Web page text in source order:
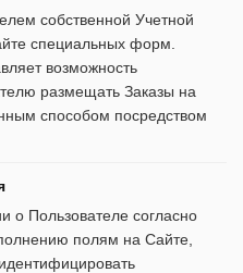
собственной Учетной
специальных форм.
возможность
размещать Заказы на
способом посредством
о Пользователе согласно
полям на Сайте,